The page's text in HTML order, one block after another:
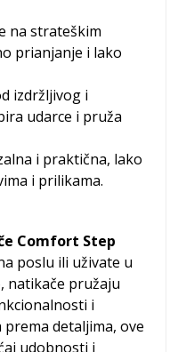
na strateškim
prianjanje i lako
izdržljivog i
udarce i pruža
i praktična, lako
i prilikama.
Comfort Step
poslu ili uživate u
natikače pružaju
i
detaljima, ove
udobnosti i